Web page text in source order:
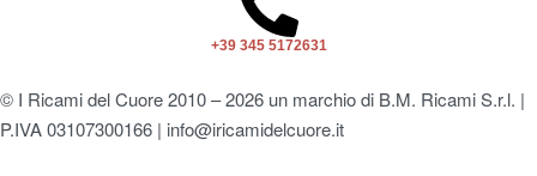
+39 345 5172631
© I Ricami del Cuore 2010 – 2026 un marchio di B.M. Ricami S.r.l. |
P.IVA 03107300166 | info@iricamidelcuore.it